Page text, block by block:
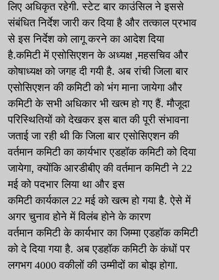
लिए अधिकृत रहेगी. स्टेट बार काउंसिल ने इससे
संबंधित निर्देश जारी कर दिया है और तत्काल प्रभाव
से इस निर्देश को लागू करने का आदेश दिया
है.कमिटी में एसोसिएशन के अध्यक्ष ,महसचिव और
कोषाध्यक्ष को जगह दी गयी है. अब रांची जिला बार
एसोसिएशन की कमिटी को भंग माना जायेगा और
कमिटी के सभी अधिकार भी खत्म हो गए हैं. मौजूदा
परिस्थितियों को देखकर इस बात की पूरी संभावना
जताई जा रही थी कि जिला बार एसोसिएशन की
वर्तमान कमिटी का कार्यभार एडहॉक कमिटी को दिया
जायेगा, क्योंकि आरडीबीए की वर्तमान कमिटी ने 22
मई को पदभार लिया था और इस
कमिटी कार्यकाल 22 मई को खत्म हो गया है. ऐसे में
अगर चुनाव होने में विलंब होने के कारण
वर्तमान कमिटी के कार्यभार का जिम्मा एडहॉक कमिटी
को दे दिया गया है. अब एडहॉक कमिटी के कंधों पर
लगभग 4000 वकीलों की उम्मीदों का बोझ होगा.